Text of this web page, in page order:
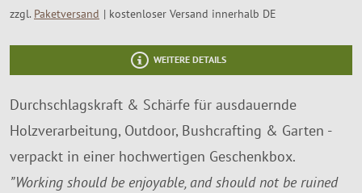
zzgl. Paketversand kostenloser Versand innerhalb DE
WEITERE DETAILS
Durchschlagskraft & Schärfe für ausdauernde
Holzverarbeitung, Outdoor, Bushcrafting & Garten -
verpackt in einer hochwertigen Geschenkbox.
”Working should be enjoyable, and should not be ruined